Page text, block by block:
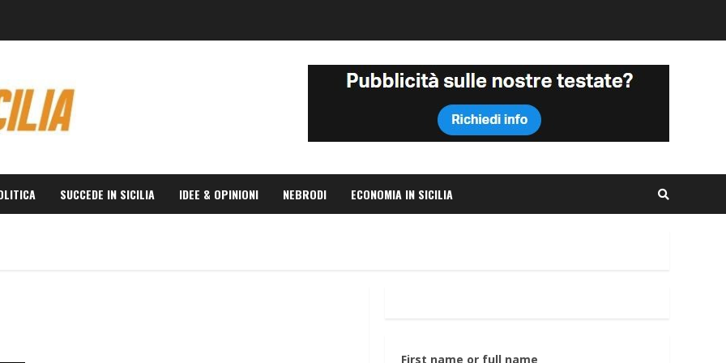
SUCCEDE IN SICILIA IDEE & OPINIONI NEBRODI ECONOMIA IN SICILIA
First name or full name